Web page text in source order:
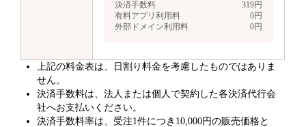
決済手数料
319円
有料アプリ利用料
0円
外部ドメイン利用料
0円
上記の料金表は、日割り料金を考慮したものではありま
せん。
決済手数料は、法人または個人で契約した各決済代行会
社へお支払いください。
決済手数料率は、受注1件につき10,000円の販売価格と